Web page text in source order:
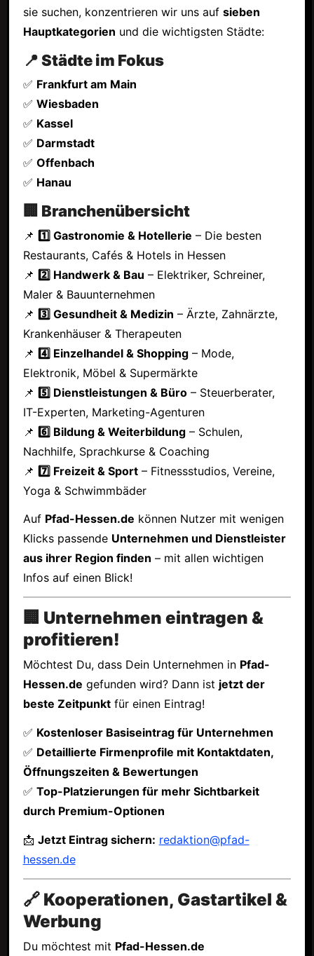
sie suchen, konzentrieren wir uns auf sieben
Hauptkategorien und die wichtigsten Städte:
📍 Städte im Fokus
✅ Frankfurt am Main
✅ Wiesbaden
✅ Kassel
✅ Darmstadt
✅ Offenbach
✅ Hanau
🏢 Branchenübersicht
📌 1️⃣ Gastronomie & Hotellerie – Die besten
Restaurants, Cafés & Hotels in Hessen
📌 2️⃣ Handwerk & Bau – Elektriker, Schreiner,
Maler & Bauunternehmen
📌 3️⃣ Gesundheit & Medizin – Ärzte, Zahnärzte,
Krankenhäuser & Therapeuten
📌 4️⃣ Einzelhandel & Shopping– Mode,
Elektronik, Möbel & Supermärkte
📌 5️⃣ Dienstleistungen & Büro– Steuerberater,
IT-Experten, Marketing-Agenturen
📌 6️⃣ Bildung & Weiterbildung– Schulen,
Nachhilfe, Sprachkurse & Coaching
📌 7️⃣ Freizeit & Sport– Fitnessstudios, Vereine,
Yoga & Schwimmbäder
Auf Pfad-Hessen.de können Nutzer mit wenigen
Klicks passende Unternehmen und Dienstleister
aus ihrer Region finden – mit allen wichtigen
Infos auf einen Blick!
🏢 Unternehmen eintragen &
profitieren!
Möchtest Du, dass Dein Unternehmen in Pfad-
Hessen.de gefunden wird? Dann ist jetzt der
beste Zeitpunktfür einen Eintrag!
✅ Kostenloser Basiseintrag für Unternehmen
✅ Detaillierte Firmenprofile mit Kontaktdaten,
Öffnungszeiten & Bewertungen
✅ Top-Platzierungen für mehr Sichtbarkeit
durch Premium-Optionen
📩 Jetzt Eintrag sichern: redaktion@pfad-
hessen.de
🔗 Kooperationen, Gastartikel &
Werbung
Du möchtest mit Pfad-Hessen.de